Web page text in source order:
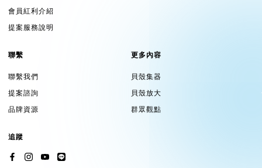
會員紅利介紹
提案服務說明
聯繫
聯繫我們
提案諮詢
品牌資源
更多內容
貝殼集器
貝殼放大
群眾觀點
追蹤